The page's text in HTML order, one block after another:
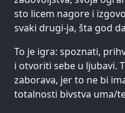
sto licem nagore i
svaki drugi-ja, šta god
To je igra: spoznati,
i otvoriti sebe u ljubavi.
zaborava, jer to ne bi
totalnosti bivstva uma/